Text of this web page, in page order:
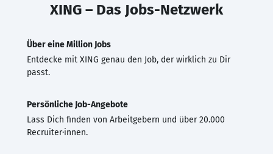
XING – Das Jobs-Netzwerk
Über eine Million Jobs
Entdecke mit XING genau den Job, der wirklich zu Dir
passt.
Persönliche Job-Angebote
Lass Dich finden von Arbeitgebern und über 20.000
Recruiter·innen.